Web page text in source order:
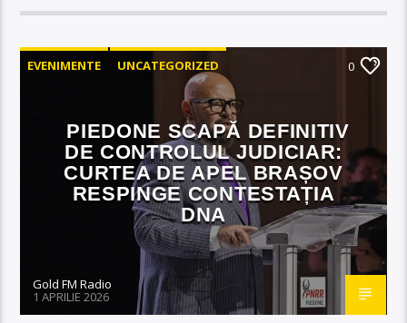
EVENIMENTE UNCATEGORIZED 0
PIEDONE SCAPĂ DEFINITIV
DE CONTROLUL JUDICIAR:
CURTEA DE APEL BRAȘOV
RESPINGE CONTESTAȚIA
DNA
Gold FM Radio
1 APRILIE 2026